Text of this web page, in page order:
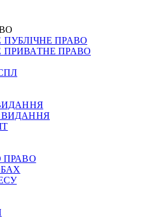
ПРАВО
ПРАВО
ВИДАННЯ
ПРАВО